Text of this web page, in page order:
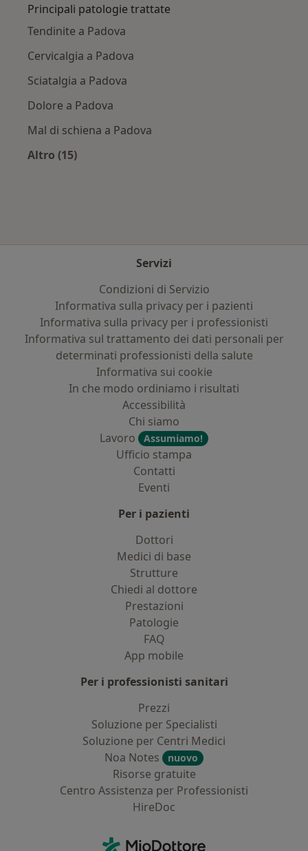
Principali patologie trattate
Tendinite a Padova
Cervicalgia a Padova
Sciatalgia a Padova
Dolore a Padova
Mal di schiena a Padova
Altro (15)
Servizi
Condizioni di Servizio
Informativa sulla privacy per i pazienti
Informativa sulla privacy per i professionisti
Informativa sul trattamento dei dati personali per
determinati professionisti della salute
Informativa sui cookie
In che modo ordiniamo i risultati
Accessibilità
Chi siamo
Lavoro
Assumiamo!
Ufficio stampa
Contatti
Eventi
Per i pazienti
Dottori
Medici di base
Strutture
Chiedi al dottore
Prestazioni
Patologie
FAQ
App mobile
Per i professionisti sanitari
Prezzi
Soluzione per Specialisti
Soluzione per Centri Medici
Noa Notes
nuovo
Risorse gratuite
Centro Assistenza per Professionisti
HireDoc
MioDottore - Homepage